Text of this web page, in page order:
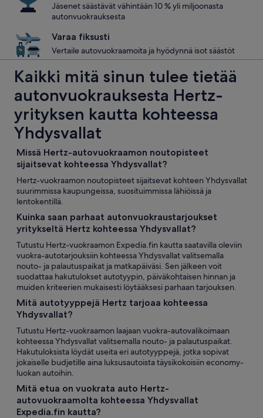
Jäsenet säästävät vähintään 10 % yli miljoonasta
autonvuokrauksesta
Varaa fiksusti
Vertaile autovuokraamoita ja hyödynnä isot säästöt
Kaikki mitä sinun tulee tietää
autonvuokrauksesta Hertz-
yrityksen kautta kohteessa
Yhdysvallat
Missä Hertz-autovuokraamon noutopisteet
sijaitsevat kohteessa Yhdysvallat?
Hertz-vuokraamon noutopisteet sijaitsevat kohteen Yhdysvallat
suurimmissa kaupungeissa, suosituimmissa lähiöissä ja
lentokentillä.
Kuinka saan parhaat autonvuokraustarjoukset
yritykseltä Hertz kohteessa Yhdysvallat?
Tutustu Hertz-vuokraamon Expedia.fin kautta saatavilla oleviin
vuokra-autotarjouksiin kohteessa Yhdysvallat valitsemalla
nouto- ja palautuspaikat ja matkapäiväsi. Sen jälkeen voit
suodattaa hakutulokset autotyypin, päiväkohtaisen hinnan ja
muiden kriteerien mukaisesti löytääksesi parhaan tarjouksen.
Mitä autotyyppejä Hertz tarjoaa kohteessa
Yhdysvallat?
Tutustu Hertz-vuokraamon laajaan vuokra-autovalikoimaan
kohteessa Yhdysvallat valitsemalla nouto- ja palautuspaikat.
Hakutuloksista löydät useita eri autotyyppejä, jotka sopivat
jokaiselle budjetille aina luksusautoista täysikokoisiin economy-
luokan autoihin.
Mitä etua on vuokrata auto Hertz-
autovuokraamolta kohteessa Yhdysvallat
Expedia.fin kautta?